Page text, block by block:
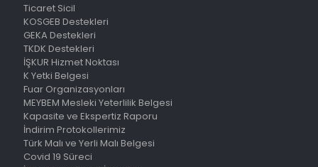
Ticaret Sicil
KOSGEB Destekleri
GEKA Destekleri
TKDK Destekleri
İŞKUR Hizmet Noktası
K Yetki Belgesi
Fuar Organizasyonları
MEYBEM Mesleki Yeterlilik Belgesi
Kapasite ve Ekspertiz Raporu
İndirim Protokollerimiz
Türk Malı ve Yerli Malı Belgesi
Covid 19 Süreci